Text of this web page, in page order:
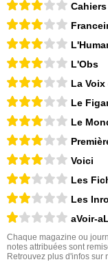
L'Obs
La
Le
Le
Voici
Les
Les
aVoir-
Chaque magazine ou
notes attribuées sont
Retrouvez plus d'infos sur